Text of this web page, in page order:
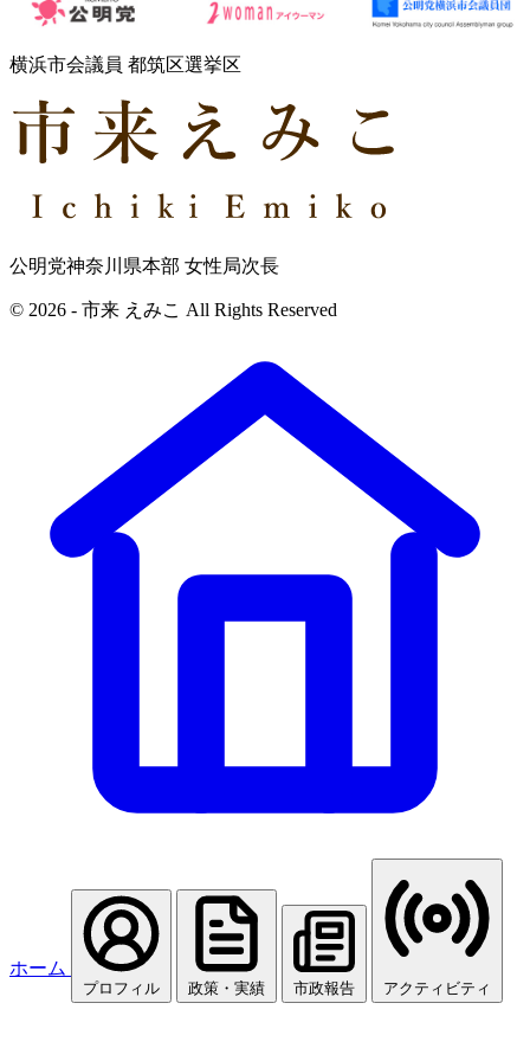
横浜市会議員 都筑区選挙区
公明党神奈川県本部 女性局次長
© 2026 - 市来 えみこ All Rights Reserved
ホーム
プロフィル 政策・実績 市政報告 アクティビティ